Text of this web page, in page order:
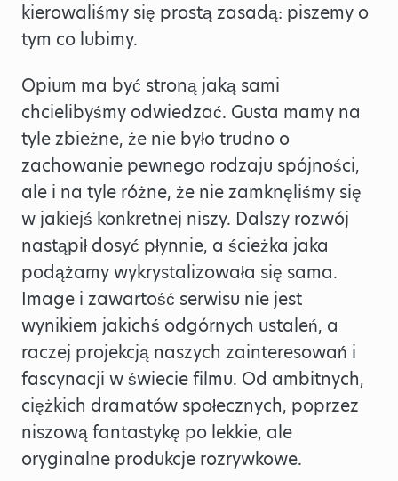
kierowaliśmy się prostą zasadą: piszemy o
tym co lubimy.
Opium ma być stroną jaką sami
chcielibyśmy odwiedzać. Gusta mamy na
tyle zbieżne, że nie było trudno o
zachowanie pewnego rodzaju spójności,
ale i na tyle różne, że nie zamknęliśmy się
w jakiejś konkretnej niszy. Dalszy rozwój
nastąpił dosyć płynnie, a ścieżka jaka
podążamy wykrystalizowała się sama.
Image i zawartość serwisu nie jest
wynikiem jakichś odgórnych ustaleń, a
raczej projekcją naszych zainteresowań i
fascynacji w świecie filmu. Od ambitnych,
ciężkich dramatów społecznych, poprzez
niszową fantastykę po lekkie, ale
oryginalne produkcje rozrywkowe.